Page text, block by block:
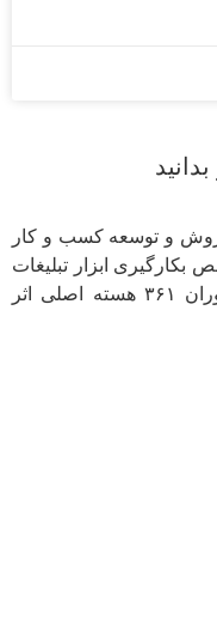
فروش و توسعه کسب و کار
بکارگیری ابزار تبلیغات
در جهت اهداف تجاری است.تیم مشاوران ۳۶۱ هسته اصلی اثر